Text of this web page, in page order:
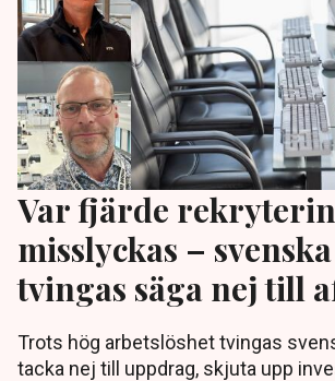
Var fjärde
misslyckas –
tvingas säga nej till
Trots hög arbetslöshet tvingas
tacka nej till uppdrag, skjuta upp